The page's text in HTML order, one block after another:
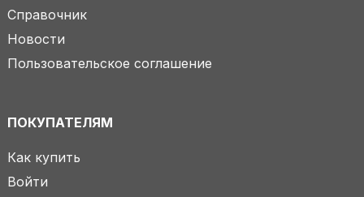
Справочник
Новости
Пользовательское соглашение
ПОКУПАТЕЛЯМ
Как купить
Войти